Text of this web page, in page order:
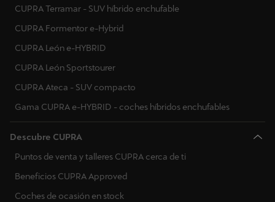
Montenegro
Malta
Países Bajos
Polonia
CUPRA Terramar - SUV híbrido enchufable
CUPRA Formentor e-Hybrid
CUPRA León e-HYBRID
CUPRA León Sportstourer
CUPRA Ateca - SUV compacto
Gama CUPRA e-HYBRID - coches híbridos enchufables
Descubre CUPRA
Puntos de venta y talleres CUPRA cerca de ti
Beneficios CUPRA Approved
Coches de ocasión en stock